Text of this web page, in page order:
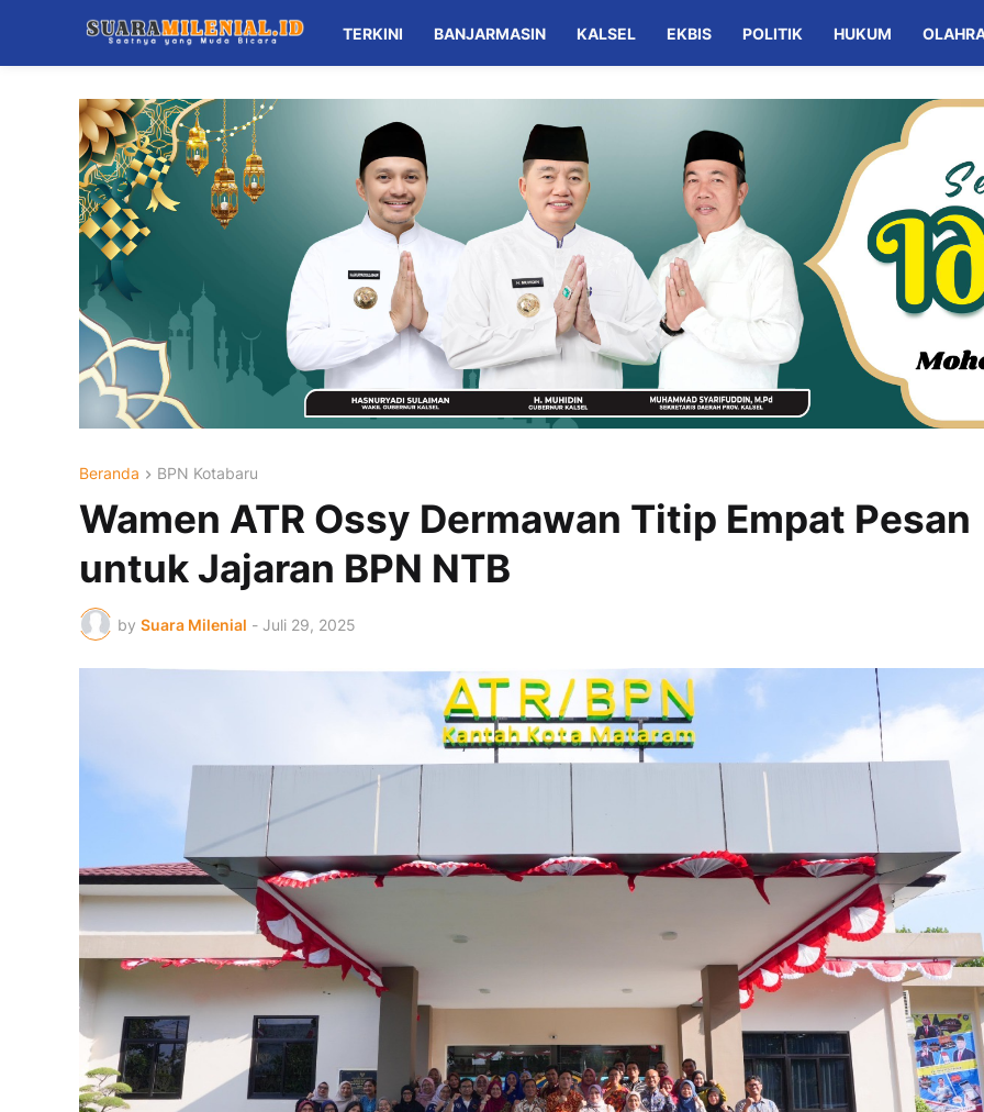
TERKINI BANJARMASIN KALSEL EKBIS POLITIK HUKUM
Beranda BPN Kotabaru
Wamen ATR Ossy Dermawan Titip Empat Pesan
untuk Jajaran BPN NTB
by Suara Milenial - Juli 29, 2025